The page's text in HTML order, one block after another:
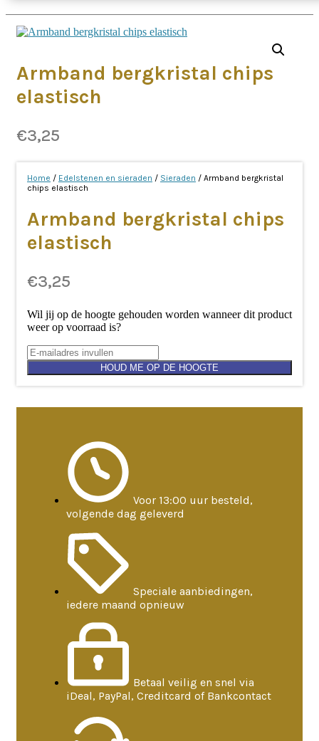
Armband bergkristal chips
elastisch
€3,25
Home / Edelstenen en sieraden / Sieraden / Armband bergkristal
chips elastisch
Armband bergkristal chips
elastisch
€3,25
Wil jij op de hoogte gehouden worden wanneer dit product
weer op voorraad is?
HOUD ME OP DE HOOGTE
Voor 13:00 uur besteld,
volgende dag geleverd
Speciale aanbiedingen,
iedere maand opnieuw
Betaal veilig en snel via
iDeal, PayPal, Creditcard of Bankcontact